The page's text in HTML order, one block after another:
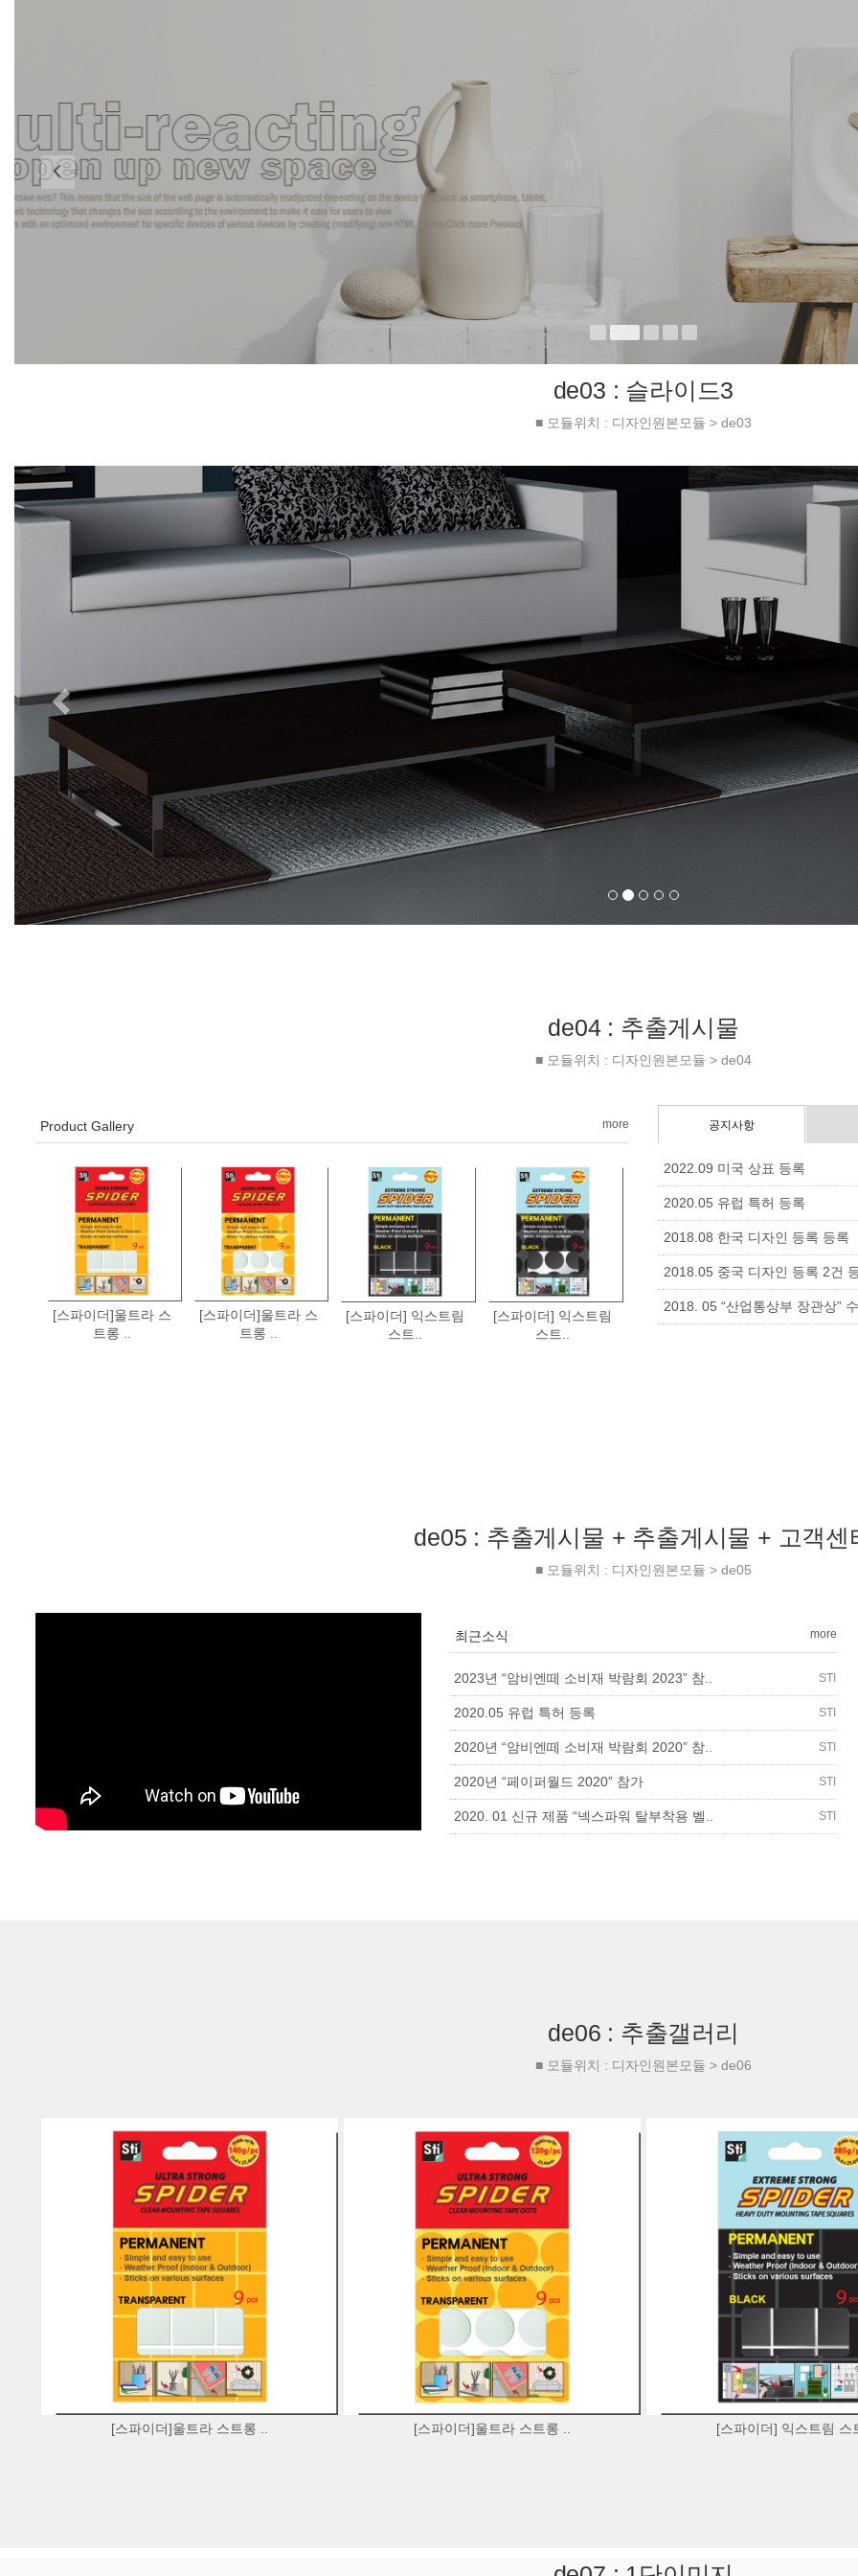
de03 : 슬라이드3
■ 모듈위치 : 디자인원본모듈 > de03
Previous
de04 : 추출게시물
■ 모듈위치 : 디자인원본모듈 > de04
Product Gallery more
[스파이더]울트라 스
트롱 ..
[스파이더]울트라 스
트롱 ..
[스파이더] 익스트림
스트..
[스파이더] 익스트림
스트..
공지사항
2022.09 미국 상표 등록
2020.05 유럽 특허 등록
2018.08 한국 디자인 등록 등록
2018.05 중국 디자인 등록 2건
2018. 05 “산업통상부 장관상”
de05 : 추출게시물 + 추출게시물 + 고객센
■ 모듈위치 : 디자인원본모듈 > de05
최근소식 more
2023년 “암비엔떼 소비재 박람회 2023” 참.. STI
2020.05 유럽 특허 등록 STI
2020년 “암비엔떼 소비재 박람회 2020” 참.. STI
2020년 “페이퍼월드 2020” 참가 STI
2020. 01 신규 제품 “넥스파워 탈부착용 벨.. STI
de06 : 추출갤러리
■ 모듈위치 : 디자인원본모듈 > de06
[스파이더]울트라 스트롱 .. [스파이더]울트라 스트롱 .. [스파이더] 익스트림 스